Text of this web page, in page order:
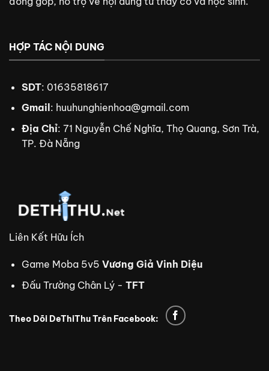
HỢP TÁC NỘI DUNG
SDT: 01635818617
Gmail : huuhunghienhoa@gmail.com
Địa Chỉ: 71 Nguyễn Chế Nghĩa, Thọ Quang, Sơn Trà,
TP. Đà Nẵng
Liên Kết Hữu Ích
Game Moba 5v5 Vương Giả Vinh Diệu
Đấu Trường Chân Lý - TFT
Theo Dõi DeThiThu Trên Facebook: